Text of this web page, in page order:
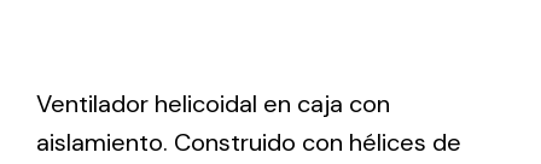
Ventilador helicoidal en caja con
aislamiento. Construido con hélices de